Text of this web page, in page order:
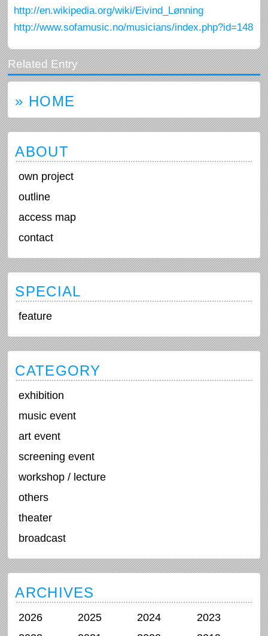
http://en.wikipedia.org/wiki/Eivind_Lønning
http://www.sofamusic.no/musicians/index.php?id=148
» HOME
ABOUT
own project
outline
access map
contact
SPECIAL
feature
CATEGORY
exhibition
music event
art event
screening event
workshop / lecture
others
theater
broadcast
ARCHIVES
2026 2025 2024
2023